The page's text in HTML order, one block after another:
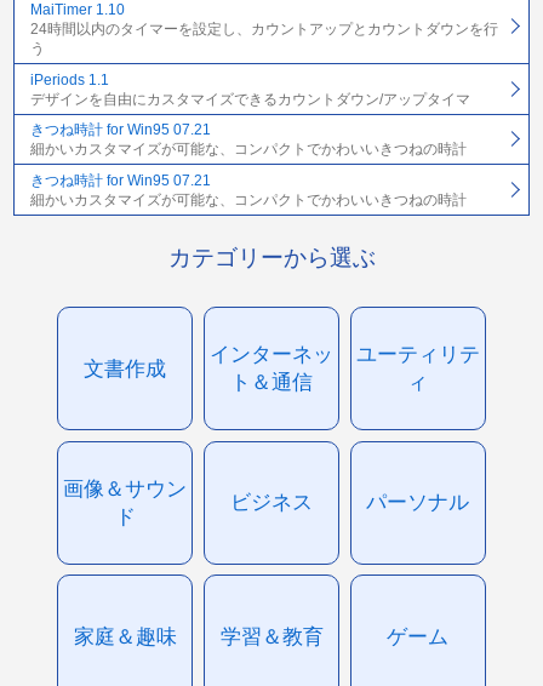
MaiTimer 1.10
24時間以内のタイマーを設定し、カウントアップとカウントダウンを行
う
iPeriods 1.1
デザインを自由にカスタマイズできるカウントダウン/アップタイマ
きつね時計 for Win95 07.21
細かいカスタマイズが可能な、コンパクトでかわいいきつねの時計
きつね時計 for Win95 07.21
細かいカスタマイズが可能な、コンパクトでかわいいきつねの時計
カテゴリーから選ぶ
文書作成
インターネッ
ト＆通信
ユーティリテ
ィ
画像＆サウン
ド
ビジネス パーソナル
家庭＆趣味 学習＆教育 ゲーム